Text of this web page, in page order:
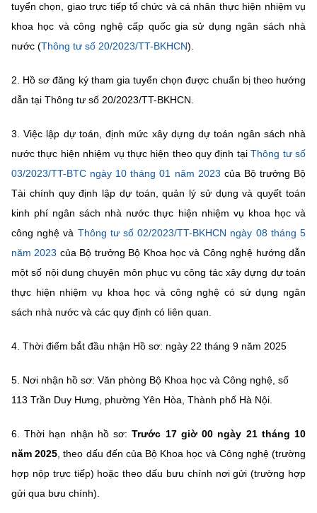
Chọn ngôn ngữ
Vietnamese
MINISTRY OF SCIENCE AND TECHNOLOGY
Điều khoản sử dụng Theo dõi MST: Góp ý
Cơ quan chủ quản: Bộ Khoa học và Công nghệ (MST)
Chịu trách nhiệm nội dung: Nguyễn Thị Hải Hằng
Giám đốc Trung tâm Truyền thông Khoa học và Công nghệ.
Liên hệ
Điện thoại: 024 3936 9506
Email:stc@mst.gov.vn
©2026 Bản quyền thuộc Bộ Khoa Học và Công Nghệ
website này)
tuyển chọn, giao trực tiếp tổ chức và cá nhân thực hiện nhiệm vụ
khoa học và công nghệ cấp quốc gia sử dụng ngân sách nhà
nước (Thông tư số 20/2023/TT-BKHCN).
2. Hồ sơ đăng ký tham gia tuyển chọn được chuẩn bị theo hướng
dẫn tại Thông tư số 20/2023/TT-BKHCN.
3. Việc lập dự toán, định mức xây dựng dự toán ngân sách nhà
nước thực hiện nhiệm vụ thực hiện theo quy định tạiThông tư số
03/2023/TT-BTC ngày 10 tháng 01 năm 2023 của Bộ trưởng Bộ
Tài chính quy định lập dự toán, quản lý sử dụng và quyết toán
kinh phí ngân sách nhà nước thực hiện nhiệm vụ khoa học và
công nghệ và Thông tư số 02/2023/TT-BKHCN ngày 08 tháng 5
năm 2023 của Bộ trưởng Bộ Khoa học và Công nghệ hướng dẫn
một số nội dung chuyên môn phục vụ công tác xây dựng dự toán
thực hiện nhiệm vụ khoa học và công nghệ có sử dụng ngân
sách nhà nước và các quy định có liên quan.
4. Thời điểm bắt đầu nhận Hồ sơ: ngày 22 tháng 9 năm 2025
5. Nơi nhận hồ sơ: Văn phòng Bộ Khoa học và Công nghệ, số
113 Trần Duy Hưng, phường Yên Hòa, Thành phố Hà Nội.
6. Thời hạn nhận hồ sơ:Trước 17 giờ 00 ngày 21 tháng 10
năm 2025 , theo dấu đến của Bộ Khoa học và Công nghệ (trường
hợp nộp trực tiếp) hoặc theo dấu bưu chính nơi gửi (trường hợp
gửi qua bưu chính).